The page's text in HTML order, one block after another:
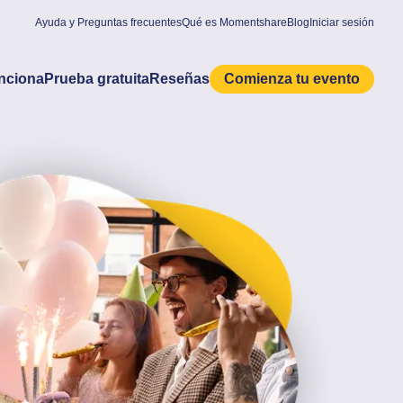
Ayuda y Preguntas frecuentesQué es Momentshare Blog Iniciar sesión
Prueba gratuitaReseñas Comienza tu evento